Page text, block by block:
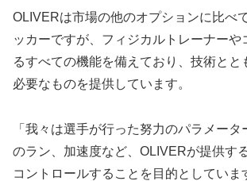
OLIVERは市場の他のオプションに比べ
ッカーですが、フィジカルトレーナーや
るすべての機能を備えており、技術とと
必要なものを提供しています。
「我々は選手が行った努力のパラメー
のラン、加速度など、OLIVERが提供す
コントロールすることを目的としていま